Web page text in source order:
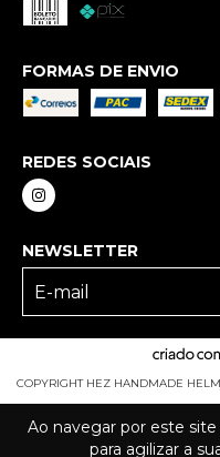
Ao navegar por este site
para agilizar a
FORMAS DE ENVIO
REDES SOCIAIS
NEWSLETTER
COPYRIGHT HEZ HANDMADE